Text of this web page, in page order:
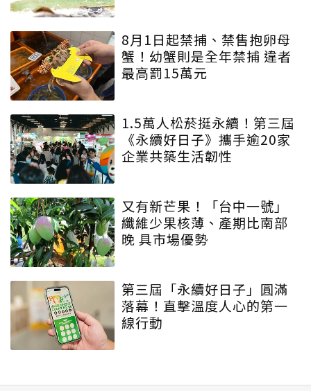
8月1日起禁捕、禁售抱卵母
蟹！幼蟹則是全年禁捕 違者
最高罰15萬元
1.5萬人松菸挺永續！第三屆
《永續好日子》攜手逾20家
企業共築生活韌性
又有新芒果！「台中一號」
纖維少果核薄、產期比南部
晚 具市場優勢
第三屆「永續好日子」圓滿
落幕！直擊溫度人心的第一
線行動